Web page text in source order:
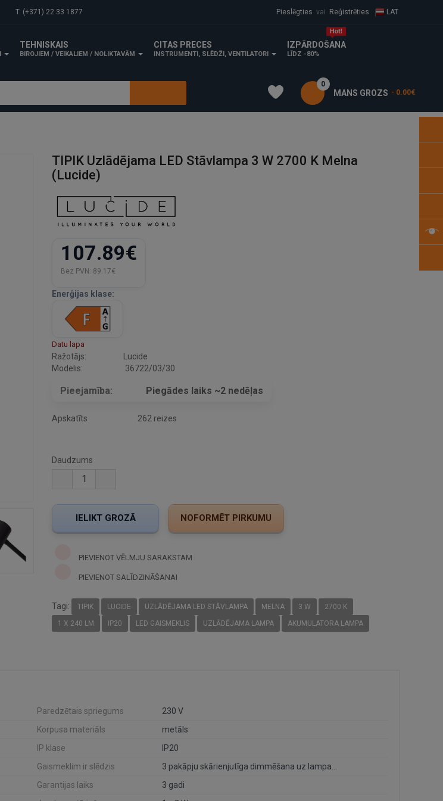
T. (+371) 22 33 1877 Pieslēgties vai Reģistrēties LAT
TEHNISKAIS
BIROJIEM / VEIKALIEM / NOLIKTAVĀM
CITAS PRECES
INSTRUMENTI, SLĒDŽI, VENTILATORI
IZPĀRDOŠANA
LĪDZ -80%
MANS GROZS
0
- 0.00€
TIPIK Uzlādējama LED Stāvlampa 3 W 2700 K Melna
(Lucide)
107.89€
Bez PVN: 89.17€
Enerģijas klase:
Datu lapa
Ražotājs:
Lucide
Modelis:
36722/03/30
Pieejamība: Piegādes laiks ~2 nedēļas
Apskatīts 262 reizes
Daudzums
PIEVIENOT VĒLMJU SARAKSTAM
PIEVIENOT SALĪDZINĀŠANAI
Tagi: TIPIK LUCIDE UZLĀDĒJAMA LED STĀVLAMPA MELNA 3 W
2700 K
1 X 240 LM
IP20 LED GAISMEKLIS UZLĀDĒJAMA LAMPA AKUMULATORA LAMPA
Paredzētais spriegums
230 V
Korpusa materiāls
metāls
IP klase
IP20
Gaismeklim ir slēdzis
3 pakāpju skārienjutīga dimmēšana uz lampas korpusa
Garantijas laiks
3 gadi